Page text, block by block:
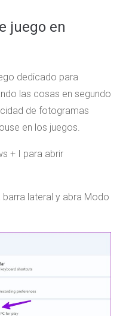
juego en
dedicado para
las cosas en segundo
de fotogramas
en los juegos.
+ I para abrir
lateral y abra Modo